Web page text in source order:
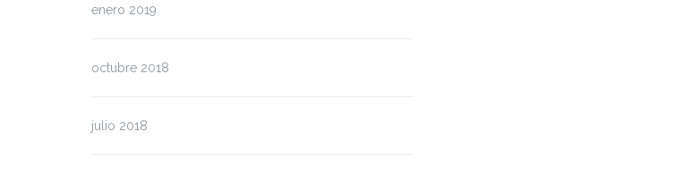
enero 2019
octubre 2018
julio 2018